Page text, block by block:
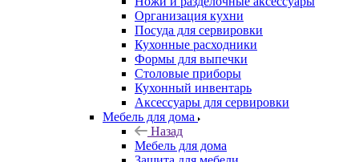
Организация кухни
Посуда для сервировки
Кухонные расходники
Формы для выпечки
Столовые приборы
Кухонный инвентарь
Аксессуары для сервировки
Мебель для дома
Назад
Мебель для дома